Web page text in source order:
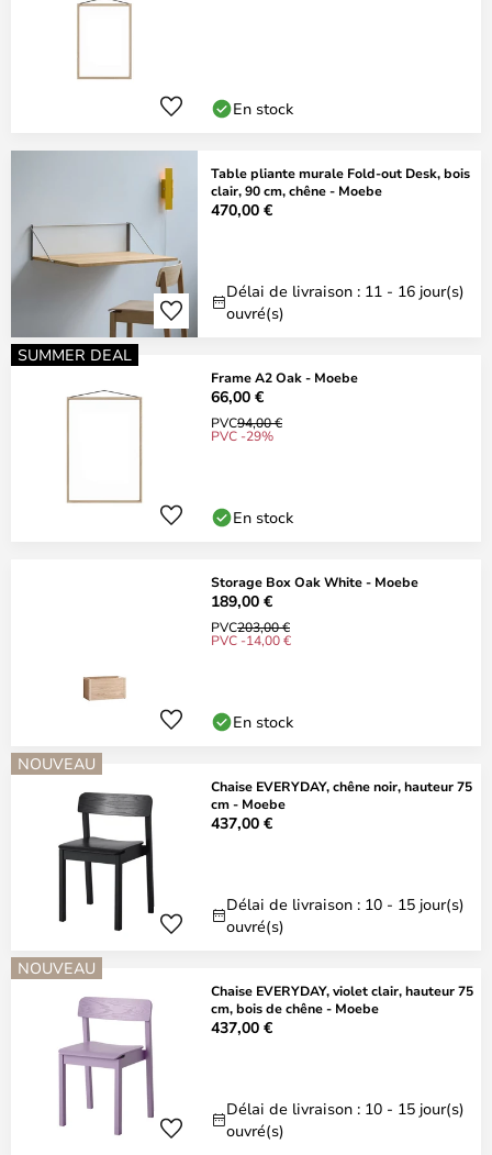
En stock
Table pliante murale Fold-out Desk, bois
clair, 90 cm, chêne - Moebe
470,00 €
Délai de livraison : 11 - 16 jour(s)
ouvré(s)
SUMMER DEAL
Frame A2 Oak - Moebe
66,00 €
PVC94,00 €
PVC -29%
En stock
Storage Box Oak White - Moebe
189,00 €
PVC203,00 €
PVC -14,00 €
En stock
NOUVEAU
Chaise EVERYDAY, chêne noir, hauteur 75
cm - Moebe
437,00 €
Délai de livraison : 10 - 15 jour(s)
ouvré(s)
NOUVEAU
Chaise EVERYDAY, violet clair, hauteur 75
cm, bois de chêne - Moebe
437,00 €
Délai de livraison : 10 - 15 jour(s)
ouvré(s)